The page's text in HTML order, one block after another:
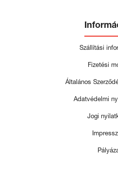
Szállítási
Fizetési
Általános
Adatvédelmi
Jogi